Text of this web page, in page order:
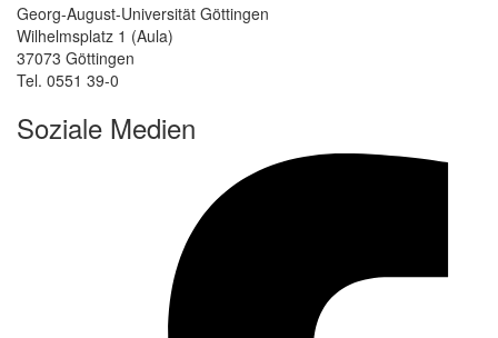
Georg-August-Universität Göttingen
Wilhelmsplatz 1 (Aula)
37073 Göttingen
Tel. 0551 39-0
Soziale Medien